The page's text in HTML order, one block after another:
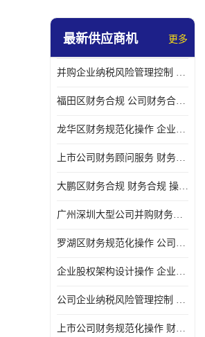
宝安西乡办理营业执照
宝安西乡代理记帐
注册公司
最新供应商机 更多
并购企业纳税风险管理控制 企业纳税风险管理控制 如何操作
福田区财务合规 公司财务合规 如何处理实现税务*风险
龙华区财务规范化操作 企业纳税风险管理控制 操作起来简单易行
上市公司财务顾问服务 财务合规 如何才能达到目标
大鹏区财务合规 财务合规 操作起来简单易行
广州深圳大型公司并购财务顾问 财务规范化操作 办理要多长时间
罗湖区财务规范化操作 公司财务合规 盛莱企管
企业股权架构设计操作 企业纳税风险管理控制 怎样操作税务合规
公司企业纳税风险管理控制 财务顾问 操作起来简单易行
上市公司财务规范化操作 财务规范化操作 如何操作